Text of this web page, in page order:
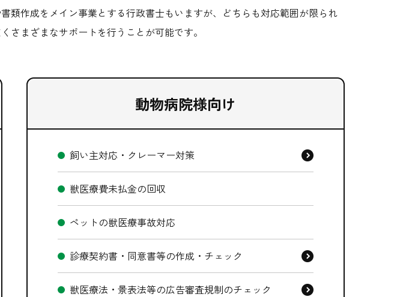
類作成をメイン事業とする行政書士もいますが、どちらも対応範囲が限られ
さまざまなサポートを行うことが可能です。
動物病院様向け
飼い主対応・クレーマー対策
獣医療費未払金の回収
ペットの獣医療事故対応
診療契約書・同意書等の作成・チェック
獣医療法・景表法等の広告審査規制のチェック